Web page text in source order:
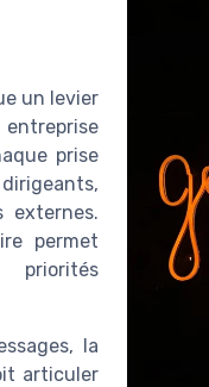
un levier
prise
externes.
permet
la
articuler